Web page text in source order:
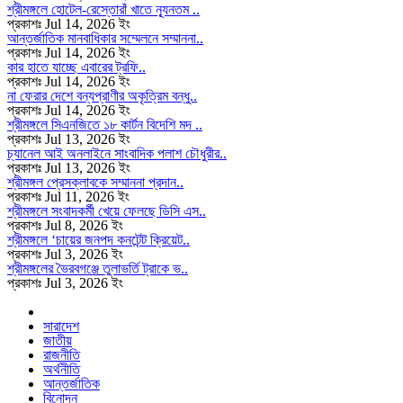
শ্রীমঙ্গলে হোটেল-রেস্তোরাঁ খাতে ন্যূনতম ..
প্রকাশঃ Jul 14, 2026 ইং
আন্তর্জাতিক মানবাধিকার সম্মেলনে সম্মাননা..
প্রকাশঃ Jul 14, 2026 ইং
কার হাতে যাচ্ছে এবারের ট্রফি..
প্রকাশঃ Jul 14, 2026 ইং
না ফেরার দেশে বন্যপ্রাণীর অকৃত্রিম বন্ধু..
প্রকাশঃ Jul 14, 2026 ইং
শ্রীমঙ্গলে সিএনজিতে ১৮ কার্টন বিদেশি মদ ..
প্রকাশঃ Jul 13, 2026 ইং
চ্যানেল আই অনলাইনে সাংবাদিক পলাশ চৌধুরীর..
প্রকাশঃ Jul 13, 2026 ইং
শ্রীমঙ্গল প্রেসক্লাবকে সম্মাননা প্রদান..
প্রকাশঃ Jul 11, 2026 ইং
শ্রীমঙ্গলে সংবাদকর্মী খেয়ে ফেলছে ডিসি এস..
প্রকাশঃ Jul 8, 2026 ইং
শ্রীমঙ্গলে ‘চায়ের জনপদ কনটেন্ট ক্রিয়েট..
প্রকাশঃ Jul 3, 2026 ইং
শ্রীমঙ্গলের ভৈরবগঞ্জে তুলাভর্তি ট্রাকে ভ..
প্রকাশঃ Jul 3, 2026 ইং
সারাদেশ
জাতীয়
রাজনীতি
অর্থনীতি
আন্তর্জাতিক
বিনোদন